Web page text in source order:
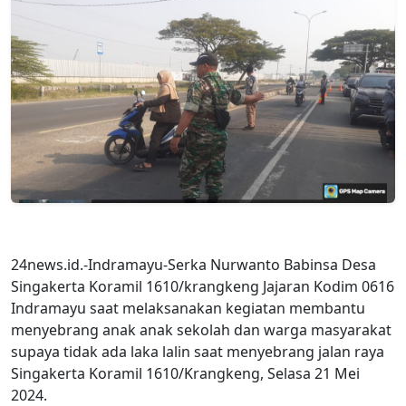
24news.id.-Indramayu-Serka Nurwanto Babinsa Desa
Singakerta Koramil 1610/krangkeng Jajaran Kodim 0616
Indramayu saat melaksanakan kegiatan membantu
menyebrang anak anak sekolah dan warga masyarakat
supaya tidak ada laka lalin saat menyebrang jalan raya
Singakerta Koramil 1610/Krangkeng, Selasa 21 Mei
2024.